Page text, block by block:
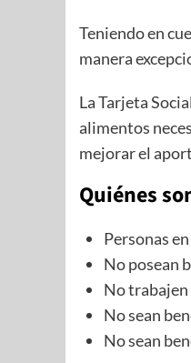
Teniendo en
manera
La Tarjeta
alimentos
mejorar el
Quiénes
Personas
No posean
No trabajen
No sean
No sean